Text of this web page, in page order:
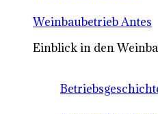
Weinbaubetrieb Antes
Einblick in den